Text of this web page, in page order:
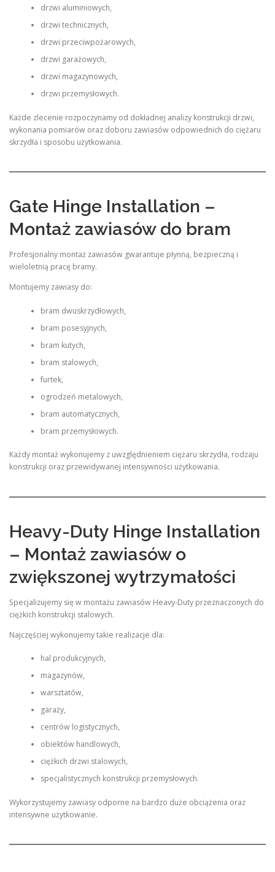
drzwi aluminiowych,
drzwi technicznych,
drzwi przeciwpożarowych,
drzwi garażowych,
drzwi magazynowych,
drzwi przemysłowych.
Każde zlecenie rozpoczynamy od dokładnej analizy konstrukcji drzwi,
wykonania pomiarów oraz doboru zawiasów odpowiednich do ciężaru
skrzydła i sposobu użytkowania.
Gate Hinge Installation –
Montaż zawiasów do bram
Profesjonalny montaż zawiasów gwarantuje płynną, bezpieczną i
wieloletnią pracę bramy.
Montujemy zawiasy do:
bram dwuskrzydłowych,
bram posesyjnych,
bram kutych,
bram stalowych,
furtek,
ogrodzeń metalowych,
bram automatycznych,
bram przemysłowych.
Każdy montaż wykonujemy z uwzględnieniem ciężaru skrzydła, rodzaju
konstrukcji oraz przewidywanej intensywności użytkowania.
Heavy-Duty Hinge Installation
– Montaż zawiasów o
zwiększonej wytrzymałości
Specjalizujemy się w montażu zawiasów Heavy-Duty przeznaczonych do
ciężkich konstrukcji stalowych.
Najczęściej wykonujemy takie realizacje dla:
hal produkcyjnych,
magazynów,
warsztatów,
garaży,
centrów logistycznych,
obiektów handlowych,
ciężkich drzwi stalowych,
specjalistycznych konstrukcji przemysłowych.
Wykorzystujemy zawiasy odporne na bardzo duże obciążenia oraz
intensywne użytkowanie.